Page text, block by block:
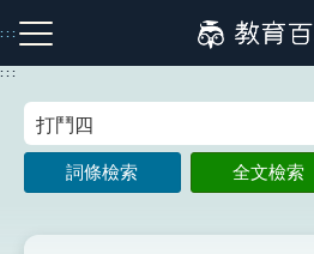
到
主
:::
注音索引圖示 筆畫索引圖示
:::
詞條檢索 全文檢索